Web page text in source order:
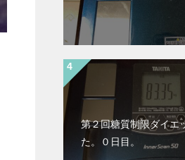
第２回糖質制限ダイエ
た。０日目。